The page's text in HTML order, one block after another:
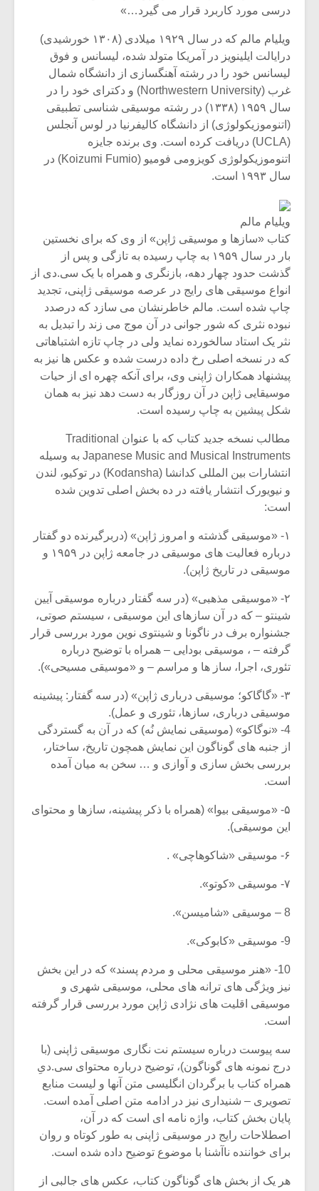
درسی مورد کاربرد قرار می گیرد…»
ویلیام مالم که در سال ۱۹۲۹ میلادی (۱۳۰۸ خورشیدی)
درایالت ایلینویز در آمریکا متولد شده، لیسانس و فوق
لیسانس خود را در رشته آهنگسازی از دانشگاه شمال
غرب (Northwestern University) و دکترای خود را در
سال ۱۹۵۹ (۱۳۳۸) در رشته موسیقی شناسی تطبیقی
(اتنوموزیکولوژی) از دانشگاه کالیفرنیا در لوس آنجلس
(UCLA) دریافت کرده است. وی برنده جایزه
اتنوموزیکولوژی کویزومی فومیو (Koizumi Fumio) در
سال ۱۹۹۳ است.
ویلیام مالم
کتاب «سازها و موسیقی ژاپن» از وی که برای نخستین
بار در سال ۱۹۵۹ به چاپ رسیده به تازگی و پس از
گذشت حدود چهار دهه، بازنگری و همراه با یک سی.دی از
انواع موسیقی های رایج در عرصه موسیقی ژاپنی، تجدید
چاپ شده است. مالم خاطرنشان می سازد که درصدد
نبوده نثری که شور جوانی در آن موج می زند را تبدیل به
نثر یک استاد سالخورده نماید ولی در چاپ تازه اشتباهاتی
که در نسخه اصلی رخ داده درست شده و عکس ها نیز به
پیشنهاد همکاران ژاپنی وی، برای آنکه چهره ای از حیات
موسیقایی ژاپن در آن روزگار به دست دهد نیز به همان
شکل پیشین به چاپ رسیده است.
مطالب نسخه جدید کتاب که با عنوان Traditional
Japanese Music and Musical Instruments به وسیله
انتشارات بین المللی کدانشا (Kodansha) در توکیو، لندن
و نیویورک انتشار یافته در ده بخش اصلی تدوین شده
است:
۱- «موسیقی گذشته و امروز ژاپن» (دربرگیرنده دو گفتار
درباره فعالیت های موسیقی در جامعه ژاپن در ۱۹۵۹ و
موسیقی در تاریخ ژاپن).
۲- «موسیقی مذهبی» (در سه گفتار درباره موسیقی آیین
شینتو – که در آن سازهای این موسیقی ، سیستم صوتی،
جشنواره برف در ناگونا و شینتوی نوین مورد بررسی قرار
گرفته – ، موسیقی بودایی – همراه با توضیح درباره
تئوری، اجرا، ساز ها و مراسم – و «موسیقی مسیحی»).
۳- «گاگاکو؛ موسیقی درباری ژاپن» (در سه گفتار: پیشینه
موسیقی درباری، سازها، تئوری و عمل).
4- «نوگاکو» (موسیقی نمایش نُه) که در آن به گستردگی
از جنبه های گوناگون این نمایش همچون تاریخ، ساختار،
بررسی بخش سازی و آوازی و … سخن به میان آمده
است.
۵- «موسیقی بیوا» (همراه با ذکر پیشینه، سازها و محتوای
این موسیقی).
۶- موسیقی «شاکوهاچی» .
۷- موسیقی «کوتو».
8 – موسیقی «شامیسن».
9- موسیقی «کابوکی».
10- «هنر موسیقی محلی و مردم پسند» که در این بخش
نیز ویژگی های ترانه های محلی، موسیقی شهری و
موسیقی اقلیت های نژادی ژاپن مورد بررسی قرار گرفته
است.
سه پیوست درباره سیستم نت نگاری موسیقی ژاپنی (با
درج نمونه های گوناگون)، توضیح درباره محتوای سی.دیِ
همراه کتاب با برگردان انگلیسی متن آنها و لیست منابع
تصویری – شنیداری نیز در ادامه متن اصلی آمده است.
پایان بخش کتاب، واژه نامه ای است که در آن،
اصطلاحات رایج در موسیقی ژاپنی به طور کوتاه و روان
برای خواننده ناآشنا با موضوع توضیح داده شده است.
هر یک از بخش های گوناگون کتاب، عکس های جالبی از